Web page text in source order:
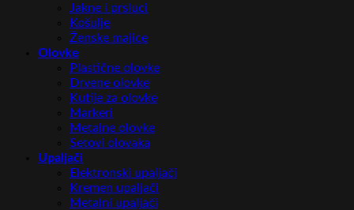
Jakne i prsluci
Košulje
Ženske majice
Olovke
Plastične olovke
Drvene olovke
Kutije za olovke
Markeri
Metalne olovke
Setovi olovaka
Upaljači
Elektronski upaljači
Kremen upaljači
Metalni upaljači